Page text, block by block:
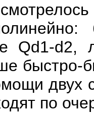
Qd1-
быстро-
двух
по